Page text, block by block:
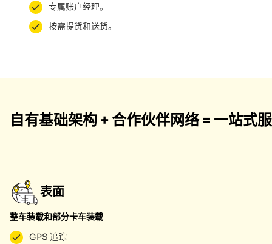
专属账户经理。
按需提货和送货。
自有基础架构 + 合作伙伴网络 = 一站式
表面
整车装载和部分卡车装载
GPS 追踪